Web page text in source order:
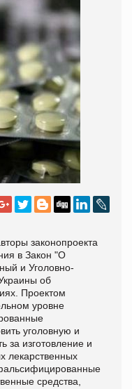
законопроекта
в Закон "О
и Уголовно-
об
Проектом
уровне
уголовную и
за изготовление и
лекарственных
средства,